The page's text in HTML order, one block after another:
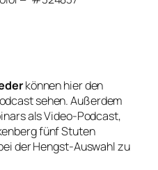
können hier den
sehen. Außerdem
als Video-Podcast,
fünf Stuten
der Hengst-Auswahl zu